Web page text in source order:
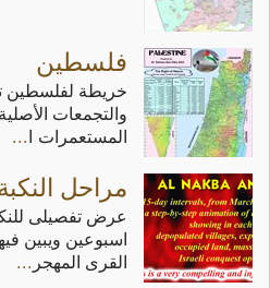
فلسطين
خريطة لفلسطين
والتجمعات
المستعمرات ا...
مراحل
عرض تفصيلى
اسبوعين ويبين
القرى المهجر ...